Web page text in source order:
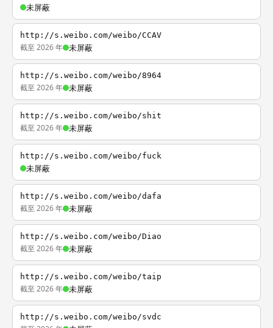
未屏蔽
http://s.weibo.com/weibo/CCAV
截至 2026 年 未屏蔽
http://s.weibo.com/weibo/8964
截至 2026 年 未屏蔽
http://s.weibo.com/weibo/shit
截至 2026 年 未屏蔽
http://s.weibo.com/weibo/fuck
未屏蔽
http://s.weibo.com/weibo/dafa
截至 2026 年 未屏蔽
http://s.weibo.com/weibo/Diao
截至 2026 年 未屏蔽
http://s.weibo.com/weibo/taip
截至 2026 年 未屏蔽
http://s.weibo.com/weibo/svdc